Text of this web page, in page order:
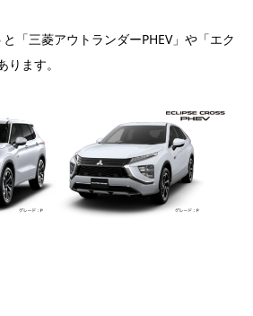
「三菱アウトランダーPHEV」や「エク
ります。